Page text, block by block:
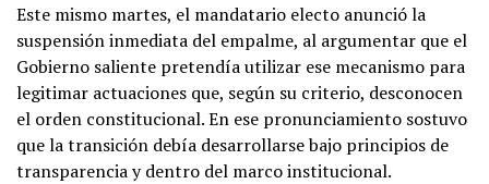
Este mismo martes, el mandatario electo anunció la
suspensión inmediata del empalme, al argumentar que el
Gobierno saliente pretendía utilizar ese mecanismo para
legitimar actuaciones que, según su criterio, desconocen
el orden constitucional. En ese pronunciamiento sostuvo
que la transición debía desarrollarse bajo principios de
transparencia y dentro del marco institucional.